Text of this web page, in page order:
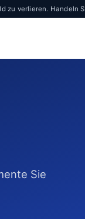
verlieren. Handeln
Sie